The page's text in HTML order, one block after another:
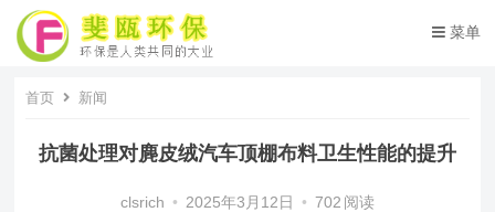
菜单
首页 新闻
抗菌处理对麂皮绒汽车顶棚布料卫生性能的提升
clsrich • 2025年3月12日 • 702 阅读